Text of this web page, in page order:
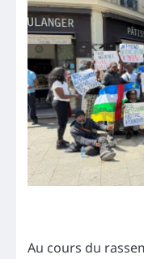
Au cours du